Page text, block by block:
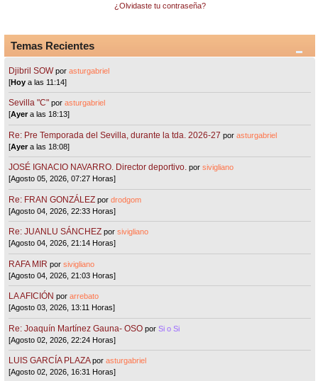
¿Olvidaste tu contraseña?
Temas Recientes
Djibril SOW porasturgabriel
[Hoy a las 11:14]
Sevilla "C"porasturgabriel
[Ayera las 18:13]
Re: Pre Temporada del Sevilla, durante la tda. 2026-27 porasturgabriel
[Ayera las 18:08]
JOSÉ IGNACIO NAVARRO. Director deportivo. porsivigliano
[Agosto 05, 2026, 07:27 Horas]
Re: FRAN GONZÁLEZ pordrodgom
[Agosto 04, 2026, 22:33 Horas]
Re: JUANLU SÁNCHEZ porsivigliano
[Agosto 04, 2026, 21:14 Horas]
RAFA MIR porsivigliano
[Agosto 04, 2026, 21:03 Horas]
LA AFICIÓN porarrebato
[Agosto 03, 2026, 13:11 Horas]
Re: Joaquín Martínez Gauna- OSO porSi o Si
[Agosto 02, 2026, 22:24 Horas]
LUIS GARCÍA PLAZA porasturgabriel
[Agosto 02, 2026, 16:31 Horas]